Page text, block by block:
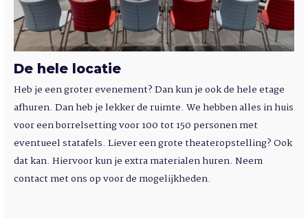
De hele locatie
Heb je een groter evenement? Dan kun je ook de hele etage
afhuren. Dan heb je lekker de ruimte. We hebben alles in huis
voor een borrelsetting voor 100 tot 150 personen met
eventueel statafels. Liever een grote theateropstelling? Ook
dat kan. Hiervoor kun je extra materialen huren. Neem
contact met ons op voor de mogelijkheden.